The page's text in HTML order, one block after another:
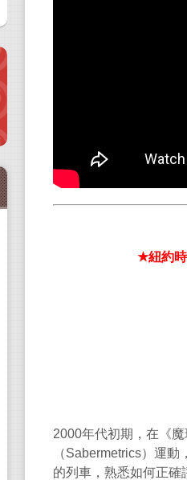
★紐約
2000年代初期，在《魔
（Sabermetrics）運動
的列車，熟悉如何正確